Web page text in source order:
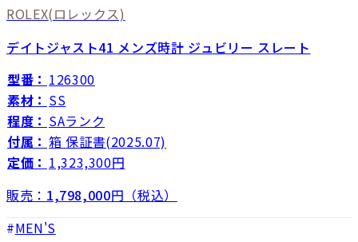
ROLEX(ロレックス)
デイトジャスト41 メンズ時計 ジュビリー スレート
型番： 126300
素材： SS
程度： SAランク
付属： 箱 保証書(2025.07)
定価： 1,323,300円
販売： 1,798,000円（税込）
MEN'S